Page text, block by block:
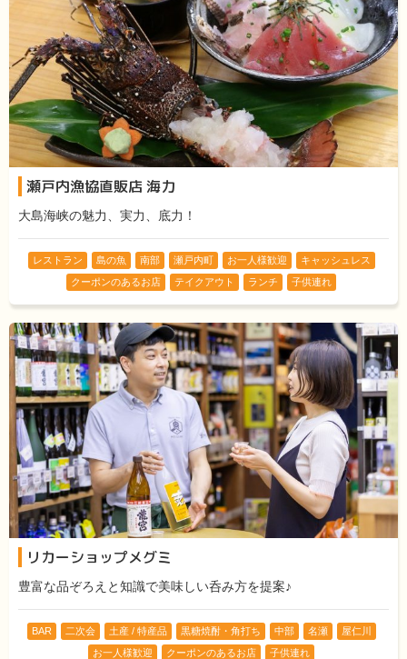
瀬戸内漁協直販店 海力
大島海峡の魅力、実力、底力！
レストラン 島の魚 南部 瀬戸内町 お一人様歓迎
キャッシュレス
クーポンのあるお店
テイクアウト ランチ 子供連れ
リカーショップメグミ
豊富な品ぞろえと知識で美味しい呑み方を提案♪
BAR 二次会 土産 / 特産品 黒糖焼酎・角打ち 中部 名瀬
屋仁川
お一人様歓迎
クーポンのあるお店 子供連れ